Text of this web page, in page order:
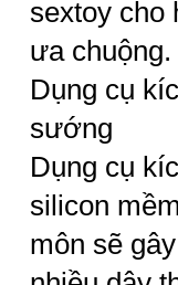
sextoy cho
ưa chuộng.
Dụng cụ
sướng
Dụng cụ
silicon
môn sẽ